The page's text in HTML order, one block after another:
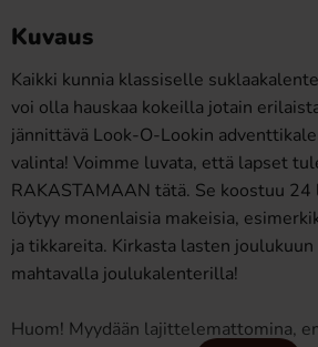
Kuvaus
Kaikki kunnia klassiselle
voi olla hauskaa kokeilla jotain
jännittävä Look-O-Lookin
valinta! Voimme luvata, että lapset
RAKASTAMAAN tätä. Se koostuu 24
löytyy monenlaisia makeisia,
ja tikkareita. Kirkasta lasten
mahtavalla joulukalenterilla!
Huom! Myydään lajittelemattomina,